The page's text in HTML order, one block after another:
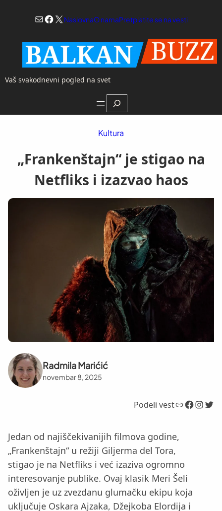
Mail
Facebook
X NaslovnaO namaPretplatite se na vesti
Vaš svakodnevni pogled na svet
Search
Kultura
„Frankenštajn“ je stigao na
Netfliks i izazvao haos
Radmila Marićić
novembar 8, 2025
Podeli vestLink Facebook InstagramTwitter
Jedan od najiščekivanijih filmova godine,
„Frankenštajn“ u režiji Giljerma del Tora,
stigao je na Netfliks i već izaziva ogromno
interesovanje publike. Ovaj klasik Meri Šeli
oživljen je uz zvezdanu glumačku ekipu koja
uključuje Oskara Ajzaka, Džejkoba Elordija i